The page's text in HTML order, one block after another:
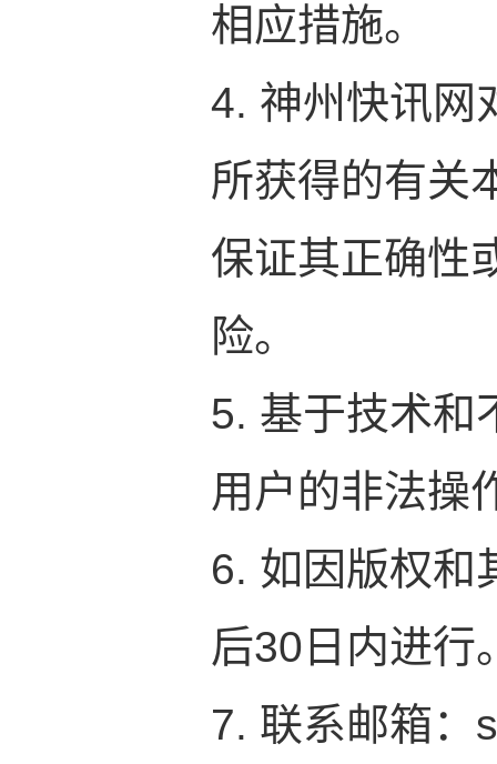
相应措施。
4. 神州快讯网
所获得的有关
保证其正确性
险。
5. 基于技术和
用户的非法操
6. 如因版权和
后30日内进行
7. 联系邮箱